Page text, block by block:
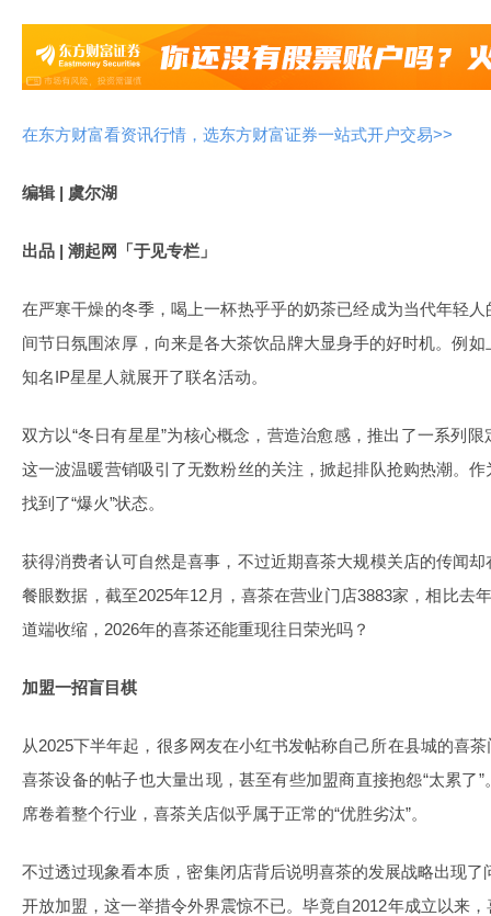
在东方财富看资讯行情，选东方财富证券一站式开户交易>>
编辑 | 虞尔湖
出品 | 潮起网「于见专栏」
在严寒干燥的冬季，喝上一杯热乎乎的奶茶已经成为当代年轻
间节日氛围浓厚，向来是各大茶饮品牌大显身手的好时机。例
知名IP星星人就展开了联名活动。
双方以“冬日有星星”为核心概念，营造治愈感，推出了一系列
这一波温暖营销吸引了无数粉丝的关注，掀起排队抢购热潮。
找到了“爆火”状态。
获得消费者认可自然是喜事，不过近期喜茶大规模关店的传闻
餐眼数据，截至2025年12月，喜茶在营业门店3883家，相比去
道端收缩，2026年的喜茶还能重现往日荣光吗？
加盟一招盲目棋
从2025下半年起，很多网友在小红书发帖称自己所在县城的喜
喜茶设备的帖子也大量出现，甚至有些加盟商直接抱怨“太累了
席卷着整个行业，喜茶关店似乎属于正常的“优胜劣汰”。
不过透过现象看本质，密集闭店背后说明喜茶的发展战略出现
开放加盟，这一举措令外界震惊不已。毕竟自2012年成立以来